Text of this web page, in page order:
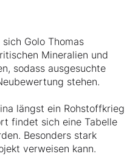
Golo Thomas
Mineralien und
sodass ausgesuchte
stehen.
längst ein Rohstoffkrieg
findet sich eine Tabelle
Besonders stark
verweisen kann.